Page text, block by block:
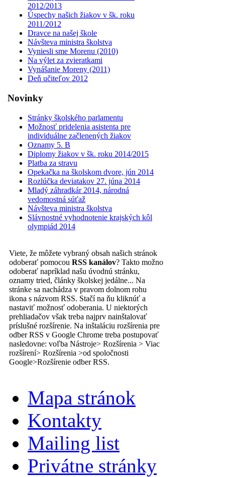
2012/2013
Úspechy našich žiakov v šk. roku
2011/2012
Dravce na našej škole
Návšteva ministra školstva
Vyniesli sme Morenu (2010)
Na výlet za zvieratkami
Vynášanie Moreny (2011)
Deň učiteľov 2012
Novinky
Stránky školského parlamentu
Možnosť pridelenia asistenta pre
individuálne začlenených žiakov
Oznamy 5. B
Diplomy žiakov v šk. roku 2014/2015
Platba za stravu
Opekačka na školskom dvore, jún 2014
Rozlúčka deviatakov 27. júna 2014
Mladý záhradkár 2014, národná
vedomostná súťaž
Návšteva ministra školstva
Slávnostné vyhodnotenie krajských kôl
olympiád 2014
Viete, že môžete vybraný obsah našich stránok
odoberať pomocou RSS kanálov? Takto možno
odoberať napríklad našu úvodnú stránku,
oznamy tried, články školskej jedálne... Na
stránke sa nachádza v pravom dolnom rohu
ikona s názvom RSS. Stačí na ňu kliknúť a
nastaviť možnosť odoberania. U niektorých
prehliadačov však treba najprv nainštalovať
príslušné rozšírenie. Na inštaláciu rozšírenia pre
odber RSS v Google Chrome treba postupovať
nasledovne: voľba Nástroje> Rozšírenia > Viac
rozšírení> Rozšírenia >od spoločnosti
Google>Rozšírenie odber RSS.
Mapa stránok
Kontakty
Mailing list
Privátne stránky